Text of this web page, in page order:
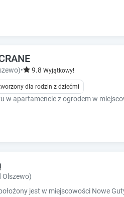
• 9.8 Wyjątkowy!
dla rodzin z dziećmi
Olszewo)